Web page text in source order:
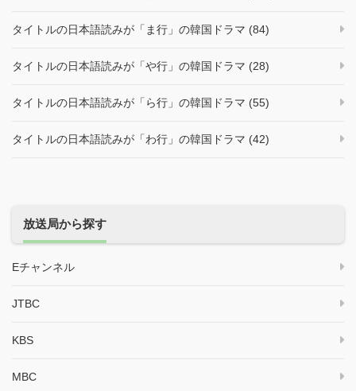
タイトルの日本語読みが「ま行」の韓国ドラマ (84)
タイトルの日本語読みが「や行」の韓国ドラマ (28)
タイトルの日本語読みが「ら行」の韓国ドラマ (55)
タイトルの日本語読みが「わ行」の韓国ドラマ (42)
放送局から探す
Eチャンネル
JTBC
KBS
MBC